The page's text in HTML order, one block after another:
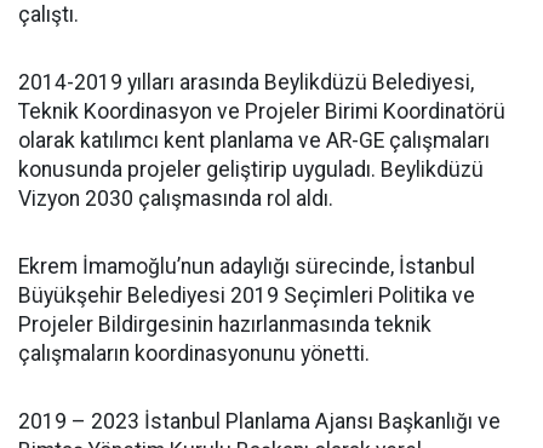
çalıştı.
2014-2019 yılları arasında Beylikdüzü Belediyesi,
Teknik Koordinasyon ve Projeler Birimi Koordinatörü
olarak katılımcı kent planlama ve AR-GE çalışmaları
konusunda projeler geliştirip uyguladı. Beylikdüzü
Vizyon 2030 çalışmasında rol aldı.
Ekrem İmamoğlu’nun adaylığı sürecinde, İstanbul
Büyükşehir Belediyesi 2019 Seçimleri Politika ve
Projeler Bildirgesinin hazırlanmasında teknik
çalışmaların koordinasyonunu yönetti.
2019 – 2023 İstanbul Planlama Ajansı Başkanlığı ve